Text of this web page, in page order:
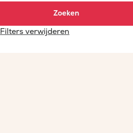
Zoeken
Filters verwijderen